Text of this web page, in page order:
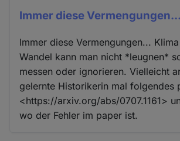
Immer diese Vermengungen...
Immer diese Vermengungen...
Wandel kann man nicht *leugnen*
messen oder ignorieren. Vielleicht
gelernte Historikerin mal folgendes
<https://arxiv.org/abs/0707.1161>
wo der Fehler im paper ist.